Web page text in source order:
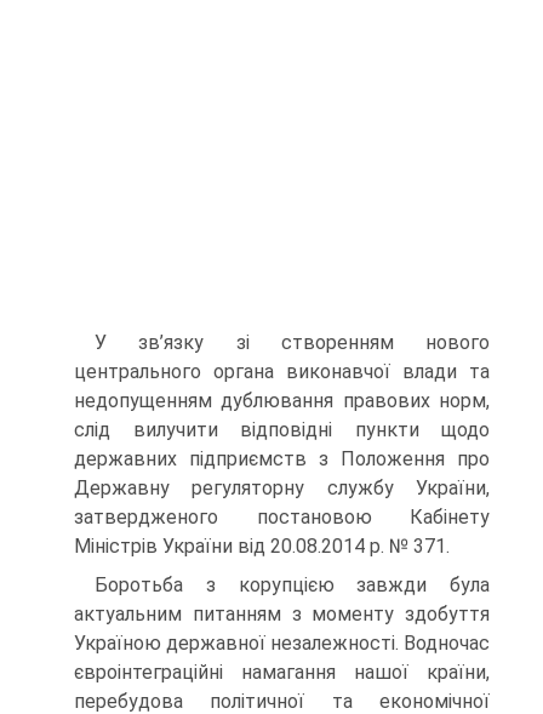
У зв’язку зі створенням нового
центрального органа виконавчої влади та
недопущенням дублювання правових норм,
слід вилучити відповідні пункти щодо
державних підприємств з Положення про
Державну регуляторну службу України,
затвердженого постановою Кабінету
Міністрів України від 20.08.2014 р. № 371.
Боротьба з корупцією завжди була
актуальним питанням з моменту здобуття
Україною державної незалежності. Водночас
євроінтеграційні намагання нашої країни,
перебудова політичної та економічної